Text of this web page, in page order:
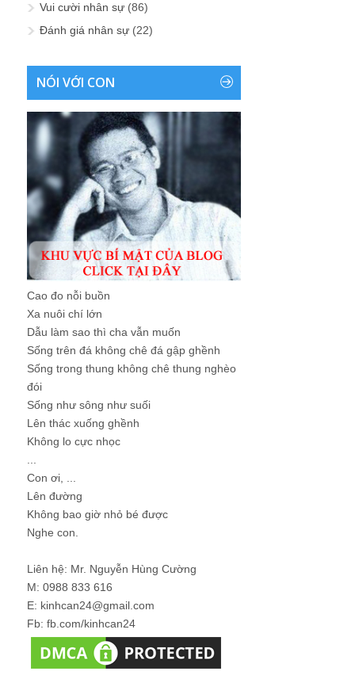
Vui cười nhân sự (86)
Đánh giá nhân sự (22)
NÓI VỚI CON
Cao đo nỗi buồn
Xa nuôi chí lớn
Dẫu làm sao thì cha vẫn muốn
Sống trên đá không chê đá gập ghềnh
Sống trong thung không chê thung nghèo
đói
Sống như sông như suối
Lên thác xuống ghềnh
Không lo cực nhọc
Con ơi, ...
Lên đường
Không bao giờ nhỏ bé được
Nghe con.
Liên hệ: Mr. Nguyễn Hùng Cường
M: 0988 833 616
E: kinhcan24@gmail.com
Fb: fb.com/kinhcan24